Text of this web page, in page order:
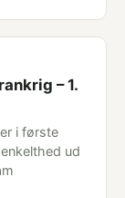
– 1.
i første
ud